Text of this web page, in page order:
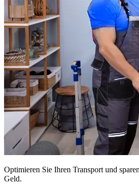
Optimieren Sie Ihren Transport und
Geld.